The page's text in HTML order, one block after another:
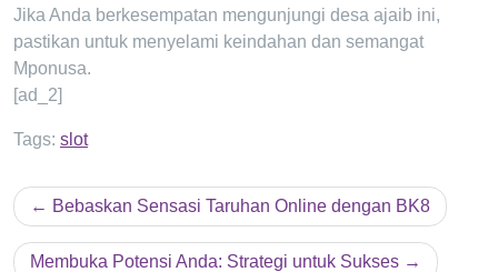
Jika Anda berkesempatan mengunjungi desa ajaib ini,
pastikan untuk menyelami keindahan dan semangat
Mponusa.
[ad_2]
Tags: slot
Post
navigation
Bebaskan Sensasi Taruhan Online dengan BK8
Membuka Potensi Anda: Strategi untuk Sukses